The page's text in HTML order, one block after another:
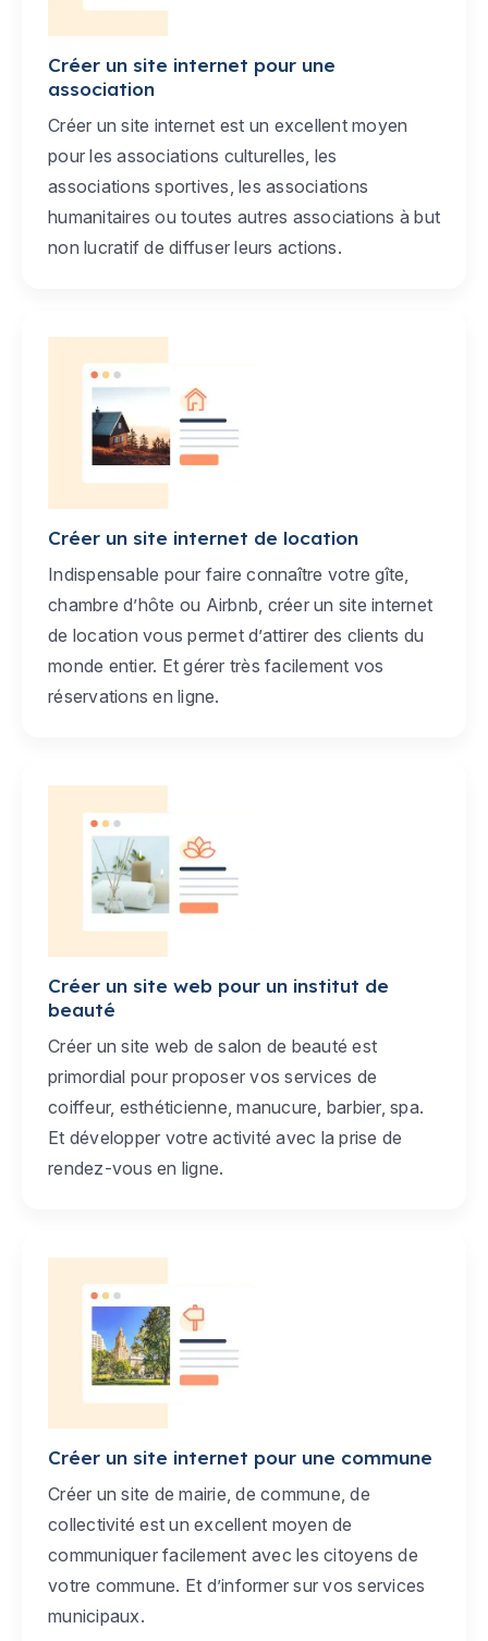
Créer un site internet pour une
association
Créer un site internet est un excellent moyen
pour les associations culturelles, les
associations sportives, les associations
humanitaires ou toutes autres associations à but
non lucratif de diffuser leurs actions.
Créer un site internet de location
Indispensable pour faire connaître votre gîte,
chambre d’hôte ou Airbnb, créer un site internet
de location vous permet d’attirer des clients du
monde entier. Et gérer très facilement vos
réservations en ligne.
Créer un site web pour un institut de
beauté
Créer un site web de salon de beauté est
primordial pour proposer vos services de
coiffeur, esthéticienne, manucure, barbier, spa.
Et développer votre activité avec la prise de
rendez-vous en ligne.
Créer un site internet pour une commune
Créer un site de mairie, de commune, de
collectivité est un excellent moyen de
communiquer facilement avec les citoyens de
votre commune. Et d’informer sur vos services
municipaux.